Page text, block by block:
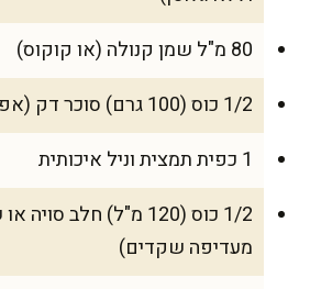
80 מ"ל שמן קנולה (או קוקוס)
1/2 כוס (100 גרם) סוכר דק (אפשר חום)
1 כפית תמצית וניל איכותית
1/2 כוס (120 מ"ל) חלב
מעדיפה שקדים)